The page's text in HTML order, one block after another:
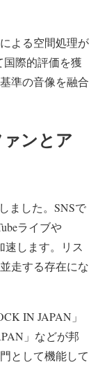
よる空間処理が
際的評価を獲
準の音像を融合
ンとア
ました。SNSで
ライブや
速します。リス
走する存在にな
IN JAPAN」
」などが邦
として機能して